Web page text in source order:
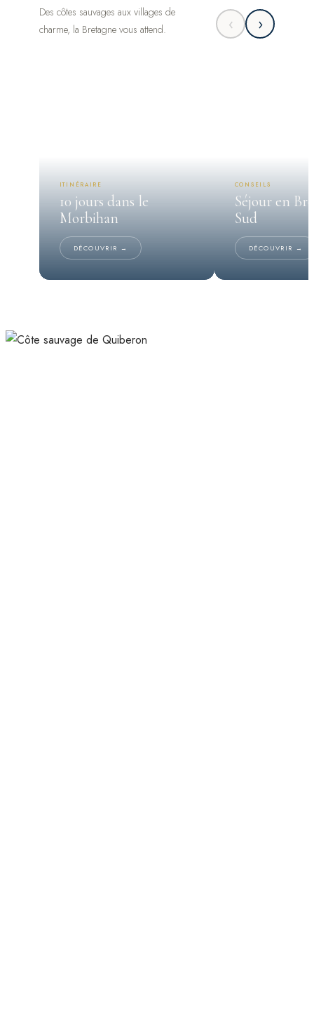
Des côtes sauvages aux villages de
charme, la Bretagne vous attend.
‹ ›
ITINÉRAIRE
10 jours dans le
Morbihan
DÉCOUVRIR →
CONSEILS
Séjour en
Sud
DÉCOUVRIR →